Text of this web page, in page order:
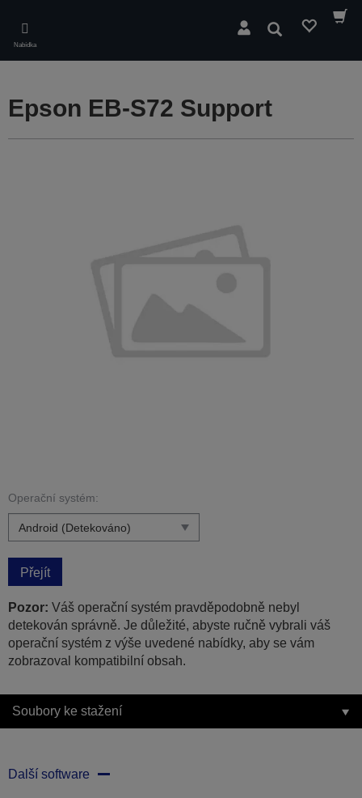
main
content
Nabídka
Hledat
Epson EB-S72 Support
Operační systém:
Přejít
Pozor: Váš operační systém pravděpodobně nebyl
detekován správně. Je důležité, abyste ručně vybrali váš
operační systém z výše uvedené nabídky, aby se vám
zobrazoval kompatibilní obsah.
Soubory ke stažení
Další software